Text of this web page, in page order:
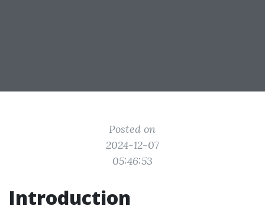
Posted on
2024-12-07
05:46:53
Introduction